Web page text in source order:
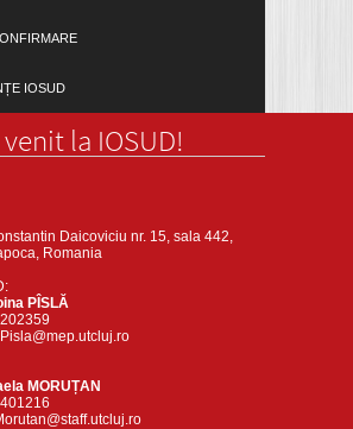
IOSUD
la IOSUD!
Daicoviciu nr. 15, sala 442,
Romania
PÎSLĂ
MORUȚAN